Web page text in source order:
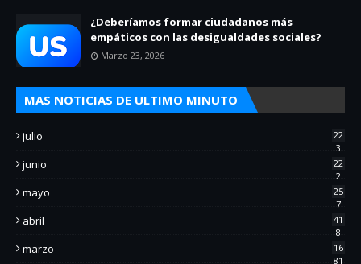
¿Deberíamos formar ciudadanos más
empáticos con las desigualdades sociales?
Marzo 23, 2026
MAS NOTICIAS DE ULTIMO MINUTO
julio
22
3
junio
22
2
mayo
25
7
abril
41
8
marzo
16
81